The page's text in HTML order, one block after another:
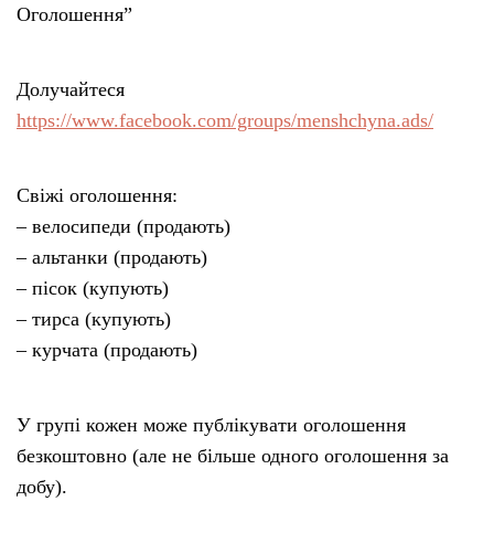
Оголошення”
Долучайтеся
https://www.facebook.com/groups/menshchyna.ads/
Свіжі оголошення:
– велосипеди (продають)
– альтанки (продають)
– пісок (купують)
– тирса (купують)
– курчата (продають)
У групі кожен може публікувати оголошення
безкоштовно (але не більше одного оголошення за
добу).